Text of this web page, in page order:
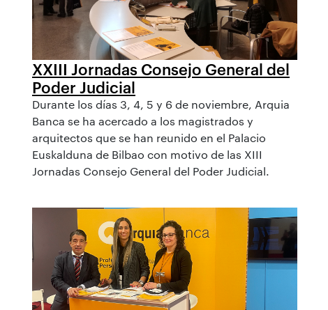
XXIII Jornadas Consejo General del
Poder Judicial
Durante los días 3, 4, 5 y 6 de noviembre, Arquia
Banca se ha acercado a los magistrados y
arquitectos que se han reunido en el Palacio
Euskalduna de Bilbao con motivo de las XIII
Jornadas Consejo General del Poder Judicial.